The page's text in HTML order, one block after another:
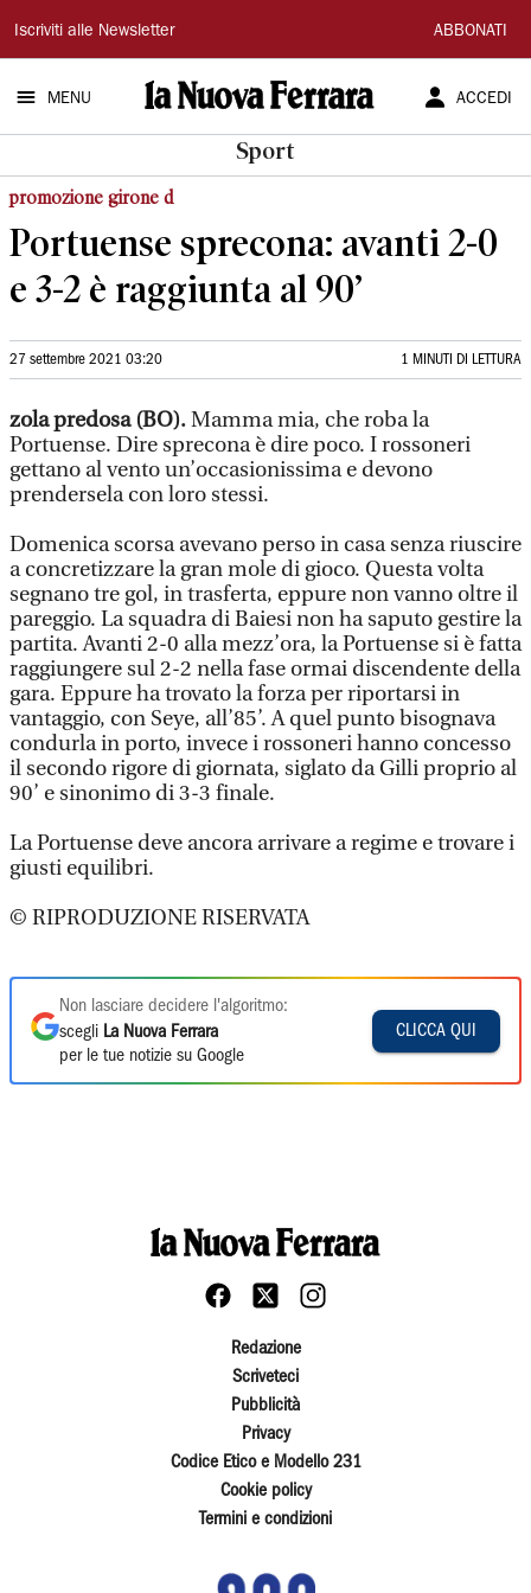
La
Nuova
Ferrara
Iscriviti alle Newsletter ABBONATI
MENU ACCEDI
Sport
promozione girone d
Portuense sprecona: avanti 2-0
e 3-2 è raggiunta al 90’
27 settembre 2021 03:20 1 MINUTI DI LETTURA
zola predosa (BO).Mamma mia, che roba la
Portuense. Dire sprecona è dire poco. I rossoneri
gettano al vento un’occasionissima e devono
prendersela con loro stessi.
Domenica scorsa avevano perso in casa senza riuscire
a concretizzare la gran mole di gioco. Questa volta
segnano tre gol, in trasferta, eppure non vanno oltre il
pareggio. La squadra di Baiesi non ha saputo gestire la
partita. Avanti 2-0 alla mezz’ora, la Portuense si è fatta
raggiungere sul 2-2 nella fase ormai discendente della
gara. Eppure ha trovato la forza per riportarsi in
vantaggio, con Seye, all’85’. A quel punto bisognava
condurla in porto, invece i rossoneri hanno concesso
il secondo rigore di giornata, siglato da Gilli proprio al
90’ e sinonimo di 3-3 finale.
La Portuense deve ancora arrivare a regime e trovare i
giusti equilibri.
© RIPRODUZIONE RISERVATA
Non lasciare decidere l'algoritmo:
scegli La Nuova Ferrara
per le tue notizie su Google
CLICCA QUI
Redazione
Scriveteci
Pubblicità
Privacy
Codice Etico e Modello 231
Cookie policy
Termini e condizioni